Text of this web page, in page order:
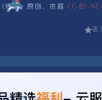
（博主）原创，依据 CC-BY-
还